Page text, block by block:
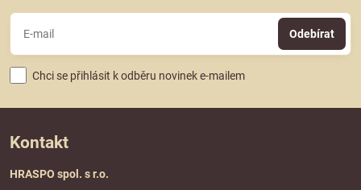
Odebírat
Chci se přihlásit k odběru novinek e-mailem
Kontakt
HRASPO spol. s r.o.